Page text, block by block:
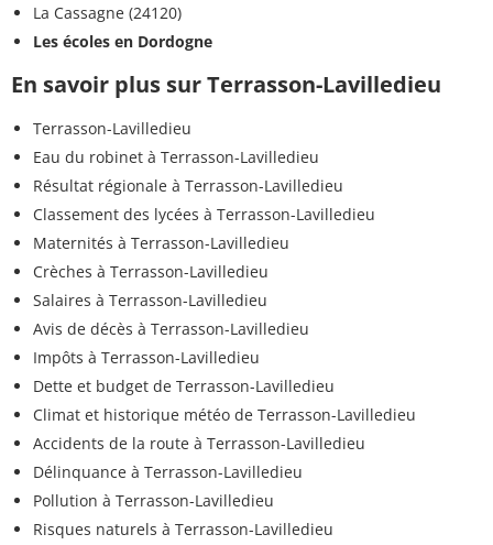
La Cassagne (24120)
Les écoles en Dordogne
En savoir plus sur Terrasson-Lavilledieu
Terrasson-Lavilledieu
Eau du robinet à Terrasson-Lavilledieu
Résultat régionale à Terrasson-Lavilledieu
Classement des lycées à Terrasson-Lavilledieu
Maternités à Terrasson-Lavilledieu
Crèches à Terrasson-Lavilledieu
Salaires à Terrasson-Lavilledieu
Avis de décès à Terrasson-Lavilledieu
Impôts à Terrasson-Lavilledieu
Dette et budget de Terrasson-Lavilledieu
Climat et historique météo de Terrasson-Lavilledieu
Accidents de la route à Terrasson-Lavilledieu
Délinquance à Terrasson-Lavilledieu
Pollution à Terrasson-Lavilledieu
Risques naturels à Terrasson-Lavilledieu